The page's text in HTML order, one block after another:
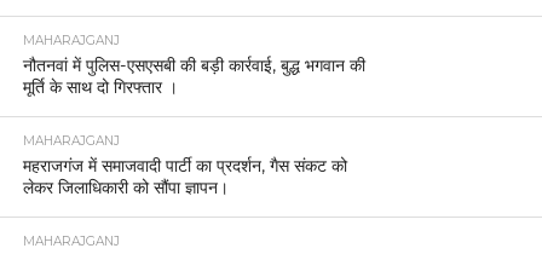
MAHARAJGANJ
नौतनवां में पुलिस-एसएसबी की बड़ी कार्रवाई, बुद्ध भगवान की
मूर्ति के साथ दो गिरफ्तार ।
MAHARAJGANJ
महराजगंज में समाजवादी पार्टी का प्रदर्शन, गैस संकट को
लेकर जिलाधिकारी को सौंपा ज्ञापन।
MAHARAJGANJ